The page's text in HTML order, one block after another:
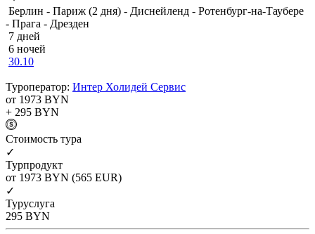
Берлин - Париж (2 дня) - Диснейленд - Ротенбург-на-Таубере
- Прага - Дрезден
7 дней
6 ночей
30.10
Туроператор: Интер Холидей Сервис
от 1973 BYN
+ 295 BYN
Cтоимость тура
✓
Турпродукт
от 1973 BYN (565 EUR)
✓
Туруслуга
295 BYN